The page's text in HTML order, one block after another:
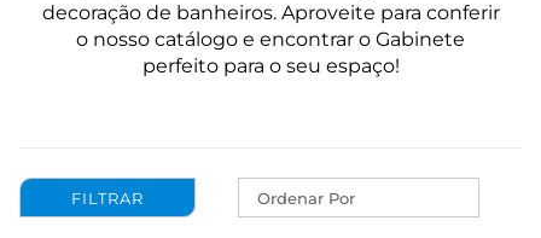
decoração de banheiros. Aproveite para conferir
o nosso catálogo e encontrar o Gabinete
perfeito para o seu espaço!
Ordenar Por